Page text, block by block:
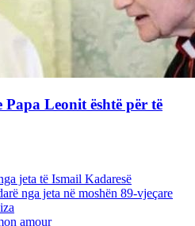
Leonit është për të
jeta të Ismail Kadaresë
nga jeta në moshën 89-vjeçare
amour